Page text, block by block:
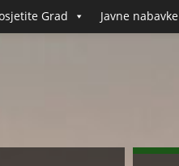
Grad Javne nabavke